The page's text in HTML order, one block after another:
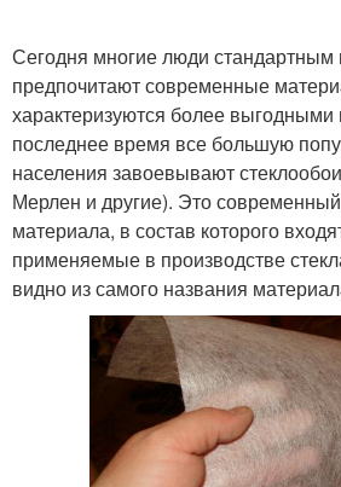
Сегодня многие люди стандартным
предпочитают современные
характеризуются более
последнее время все большую
населения завоевывают
Мерлен и другие). Это
материала, в состав которого
применяемые в производстве
видно из самого названия